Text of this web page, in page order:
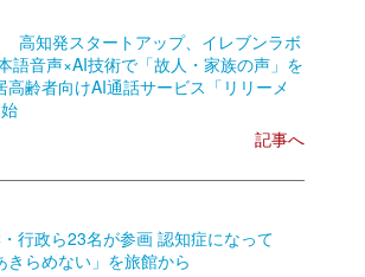
高知発スタートアップ、イレブンラボ
語音声×AI技術で「故人・家族の声」を
高齢者向けAI通話サービス「リリーメ
記事へ
行政ら23名が参画 認知症になって
きらめない」を旅館から